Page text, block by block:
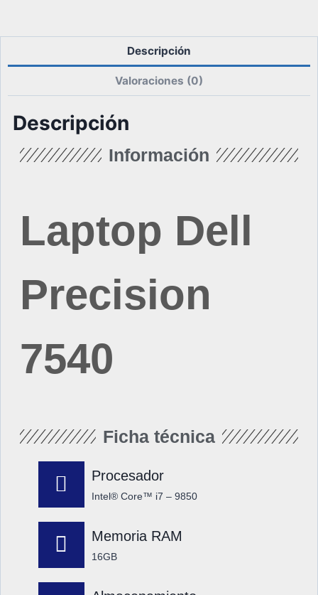
Descripción
Valoraciones (0)
Descripción
Información
Laptop Dell
Precision
7540
Ficha técnica
Procesador
Intel® Core™ i7 – 9850
Memoria RAM
16GB